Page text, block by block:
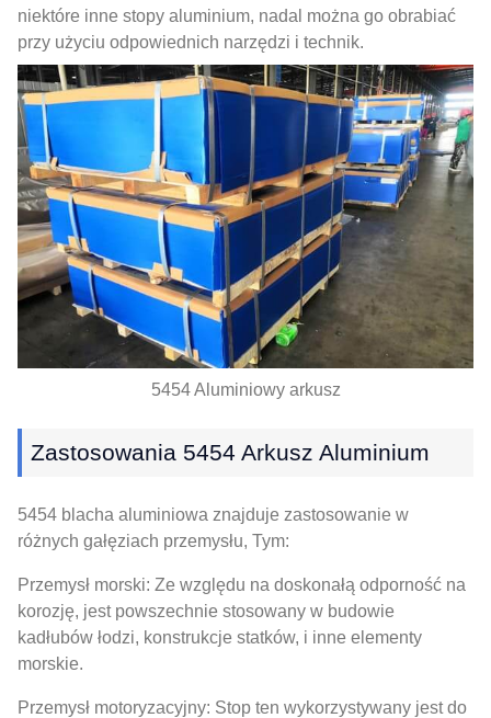
niektóre inne stopy aluminium, nadal można go obrabiać
przy użyciu odpowiednich narzędzi i technik.
5454 Aluminiowy arkusz
Zastosowania 5454 Arkusz Aluminium
5454 blacha aluminiowa znajduje zastosowanie w
różnych gałęziach przemysłu, Tym:
Przemysł morski: Ze względu na doskonałą odporność na
korozję, jest powszechnie stosowany w budowie
kadłubów łodzi, konstrukcje statków, i inne elementy
morskie.
Przemysł motoryzacyjny: Stop ten wykorzystywany jest do